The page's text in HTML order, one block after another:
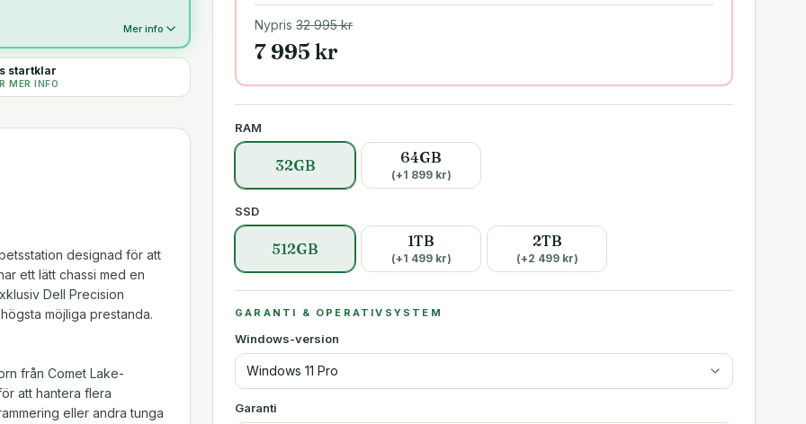
Mer info
startklar
MER INFO
Nypris 32 995kr
7 995 kr
RAM
32GB 64GB
(+1 899kr)
SSD
512GB 1TB
(+1 499kr)
2TB
(+2 499kr)
GARANTI & OPERATIVSYSTEM
Windows-version
Windows 11 Pro
Garanti
designad för att
ett lätt chassi med en
Dell Precision
möjliga prestanda.
från Comet Lake-
att hantera flera
eller andra tunga